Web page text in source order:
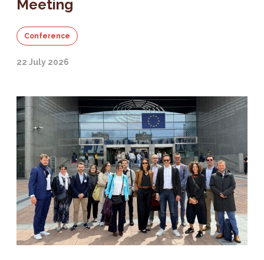
Meeting
Conference
22 July 2026